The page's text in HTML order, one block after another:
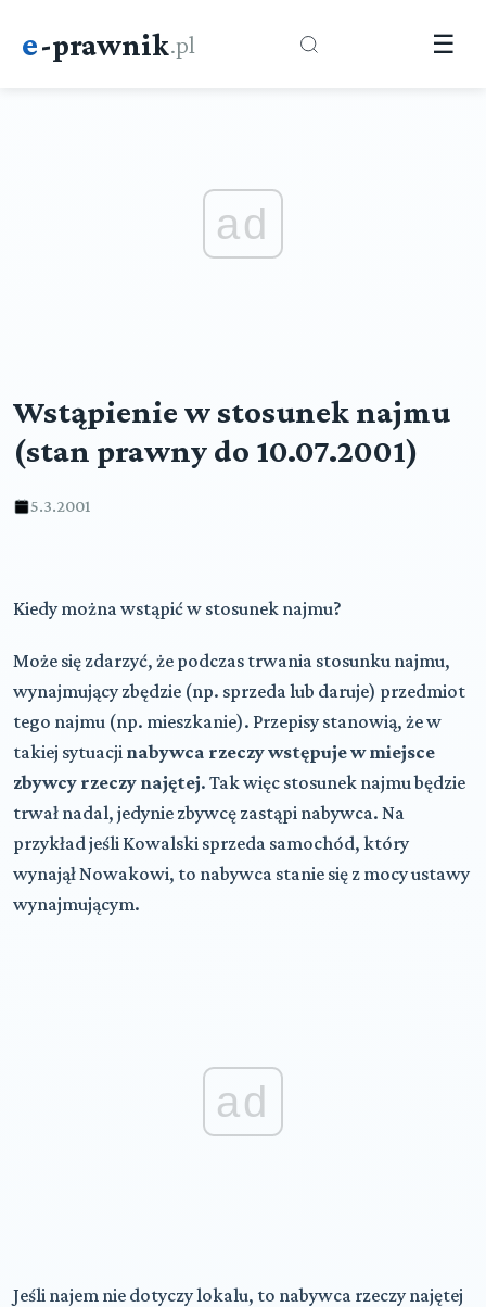
e-prawnik.pl ☰
ad
Wstąpienie w stosunek najmu
(stan prawny do 10.07.2001)
5.3.2001
Kiedy można wstąpić w stosunek najmu?
Może się zdarzyć, że podczas trwania stosunku najmu,
wynajmujący zbędzie (np. sprzeda lub daruje) przedmiot
tego najmu (np. mieszkanie). Przepisy stanowią, że w
takiej sytuacji nabywca rzeczy wstępuje w miejsce
zbywcy rzeczy najętej. Tak więc stosunek najmu będzie
trwał nadal, jedynie zbywcę zastąpi nabywca. Na
przykład jeśli Kowalski sprzeda samochód, który
wynajął Nowakowi, to nabywca stanie się z mocy ustawy
wynajmującym.
ad
Jeśli najem nie dotyczy lokalu, to nabywca rzeczy najętej